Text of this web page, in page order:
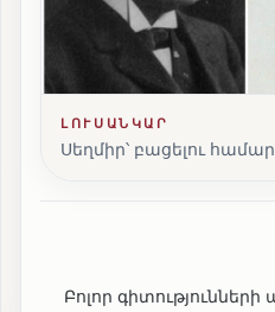
ԼՈՒՍԱՆԿԱՐ
Սեղմիր՝ բացելու համար
Բոլոր գիտությունների